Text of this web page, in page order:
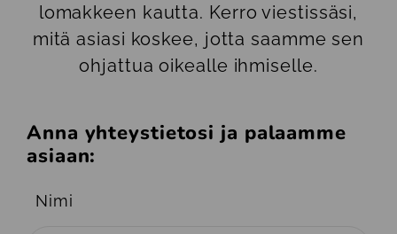
lomakkeen kautta. Kerro viestissäsi,
mitä asiasi koskee, jotta saamme sen
ohjattua oikealle ihmiselle.
Anna yhteystietosi ja palaamme
asiaan:
Nimi